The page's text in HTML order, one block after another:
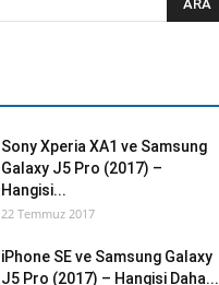
Sony Xperia XA1 ve Samsung
Galaxy J5 Pro (2017) –
Hangisi...
22 Temmuz 2017
iPhone SE ve Samsung Galaxy
J5 Pro (2017) – Hangisi Daha...